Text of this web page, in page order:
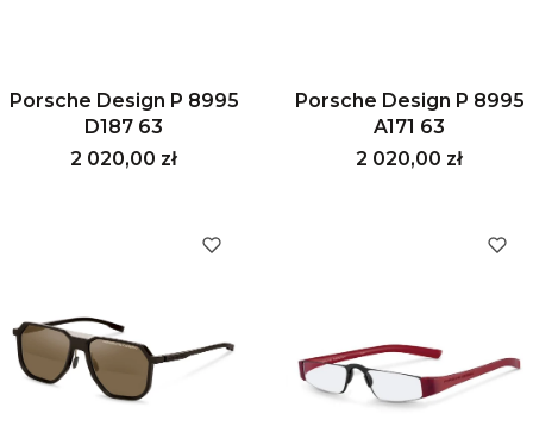
Porsche Design P 8995
D187 63
Cena
2 020,00 zł
Porsche Design P 8995
A171 63
Cena
2 020,00 zł